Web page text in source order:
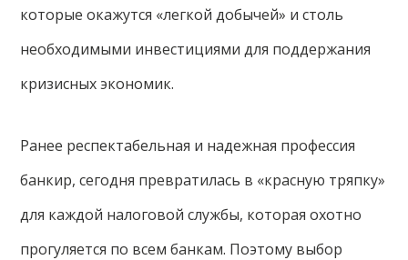
которые окажутся «легкой добычей» и столь
необходимыми инвестициями для поддержания
кризисных экономик.
Ранее респектабельная и надежная профессия
банкир, сегодня превратилась в «красную тряпку»
для каждой налоговой службы, которая охотно
прогуляется по всем банкам. Поэтому выбор